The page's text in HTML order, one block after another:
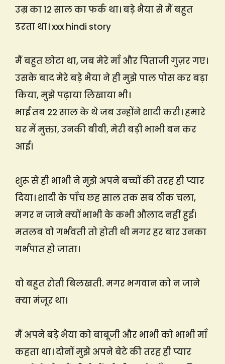
उम्र का 12 साल का फर्क था। बड़े भैया से मैं बहुत
डरता था। xxx hindi story
मैं बहुत छोटा था, जब मेरे माँ और पिताजी गुज़र गए।
उसके बाद मेरे बड़े भैया ने ही मुझे पाल पोस कर बड़ा
किया, मुझे पढ़ाया लिखाया भी।
भाई तब 22 साल के थे जब उन्होंने शादी करी। हमारे
घर में मुक्ता, उनकी बीवी, मेरी बड़ी भाभी बन कर
आई।
शुरू से ही भाभी ने मुझे अपने बच्चों की तरह ही प्यार
दिया। शादी के पाँच छह साल तक सब ठीक चला,
मगर न जाने क्यों भाभी के कभी औलाद नहीं हुई।
मतलब वो गर्भवती तो होती थी मगर हर बार उनका
गर्भपात हो जाता।
वो बहुत रोती बिलखती. मगर भगवान को न जाने
क्या मंजूर था।
मैं अपने बड़े भैया को बाबूजी और भाभी को भाभी माँ
कहता था। दोनों मुझे अपने बेटे की तरह ही प्यार